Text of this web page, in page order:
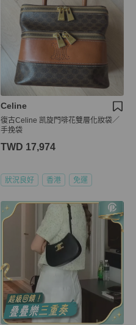
Celine
復古Celine 凯旋門啡花雙層化妝袋／
手挽袋
TWD 17,974
狀況良好 香港 免運